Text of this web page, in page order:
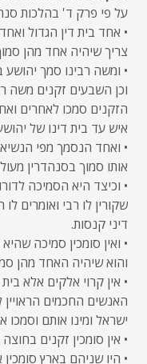
על פי פרק ד' בהלכות
• אחד בית דין הגדול
צריך שיהיה אחד מהן
• ומשה רבינו סמך יהושע
וכן השבעים זקנים משה
הזקנים סמכו לאחרים
איש עד בית דינו של
• ואחד הנסמך מפי
אותו סמוך בסנהדרין
• וכיצד היא הסמיכה
שקורין לו רבי ואומרים
דיני קנסות.
• ואין סומכין סמיכה
והוא שיהיה האחד מהן
• אין קרוי אלקים אלא
האנשים החכמים הראויין
ישראל ומינו אותם וסמכו
• אין סומכין זקנים
• היו שניהם בארץ